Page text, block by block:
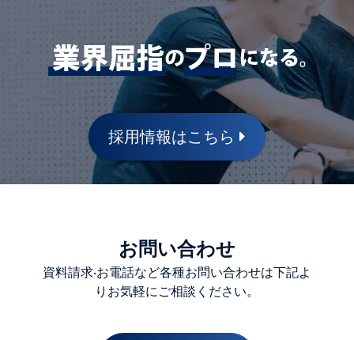
採用情報はこちら
お問い合わせ
資料請求‧お電話など各種お問い合わせは下記よ
りお気軽にご相談ください。